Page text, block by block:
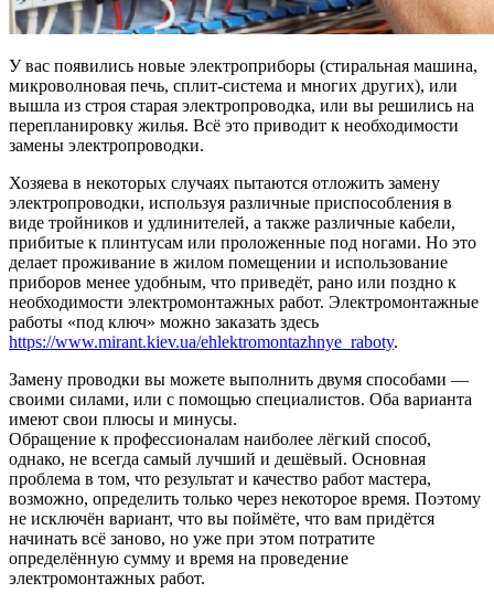
У вас появились новые электроприборы (стиральная машина,
микроволновая печь, сплит-система и многих других), или
вышла из строя старая электропроводка, или вы решились на
перепланировку жилья. Всё это приводит к необходимости
замены электропроводки.
Хозяева в некоторых случаях пытаются отложить замену
электропроводки, используя различные приспособления в
виде тройников и удлинителей, а также различные кабели,
прибитые к плинтусам или проложенные под ногами. Но это
делает проживание в жилом помещении и использование
приборов менее удобным, что приведёт, рано или поздно к
необходимости электромонтажных работ. Электромонтажные
работы «под ключ» можно заказать здесь
https://www.mirant.kiev.ua/ehlektromontazhnye_raboty.
Замену проводки вы можете выполнить двумя способами —
своими силами, или с помощью специалистов. Оба варианта
имеют свои плюсы и минусы.
Обращение к профессионалам наиболее лёгкий способ,
однако, не всегда самый лучший и дешёвый. Основная
проблема в том, что результат и качество работ мастера,
возможно, определить только через некоторое время. Поэтому
не исключён вариант, что вы поймёте, что вам придётся
начинать всё заново, но уже при этом потратите
определённую сумму и время на проведение
электромонтажных работ.